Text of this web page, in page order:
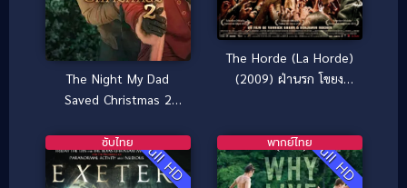
The Night My Dad
Saved Christmas 2
ช่วยคริสต์มาสไว้ 2
The Horde (La Horde)
(2009) ฝ่านรก โขยง
Full HD
ซับไทย Full HD
พากย์ไทย